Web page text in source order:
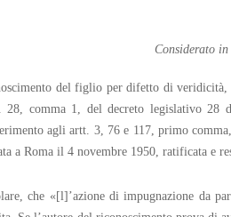
Considerato
del figlio per difetto di
comma 1, del decreto legislativo
agli artt. 3, 76 e 117, primo
Roma il 4 novembre 1950, ratificata e
che «[l]’azione di impugnazione da